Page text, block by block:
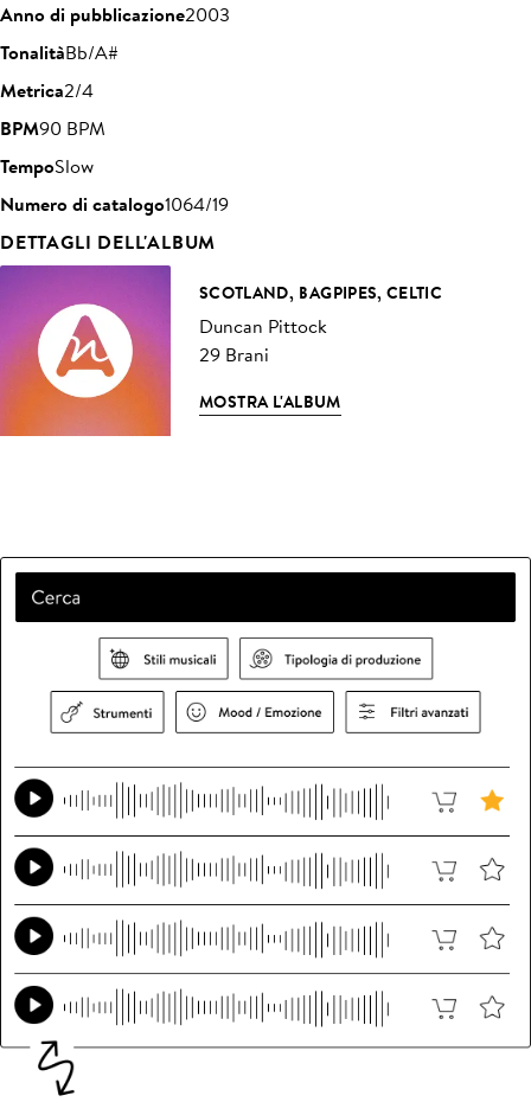
Anno di pubblicazione2003
TonalitàBb/A#
Metrica2/4
BPM90 BPM
TempoSlow
Numero di catalogo1064/19
DETTAGLI DELL'ALBUM
SCOTLAND, BAGPIPES, CELTIC
Duncan Pittock
29 Brani
MOSTRA L'ALBUM